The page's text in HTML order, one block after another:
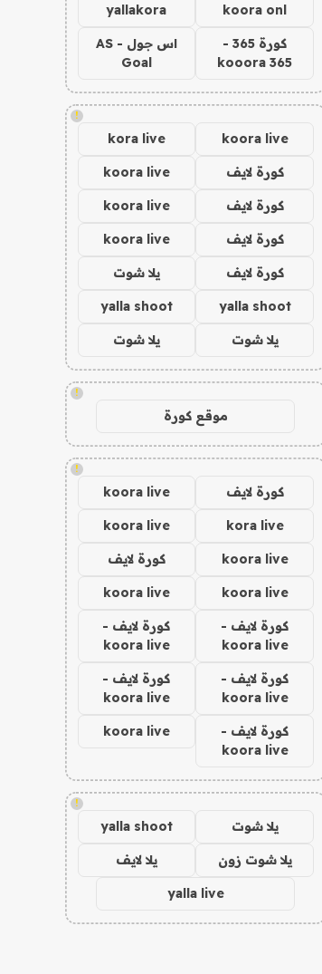
koora onl
yallakora
كورة 365 -
kooora 365
اس جول - AS
Goal
!
koora live
kora live
كورة لايف koora live
كورة لايف koora live
كورة لايف koora live
كورة لايف يلا شوت
yalla shoot
yalla shoot
يلا شوت يلا شوت
!
موقع كورة
!
كورة لايف koora live
kora live
koora live
koora live كورة لايف
koora live
koora live
كورة لايف -
koora live
كورة لايف -
koora live
كورة لايف -
koora live
كورة لايف -
koora live
كورة لايف -
koora live
koora live
!
يلا شوت yalla shoot
يلا شوت زون يلا لايف
yalla live